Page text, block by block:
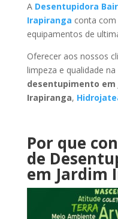
A Desentupidora
Irapiranga conta com
equipamentos de
Oferecer aos nossos
limpeza e qualidade
desentupimento em
Irapiranga,
Por que
de
em Jardim